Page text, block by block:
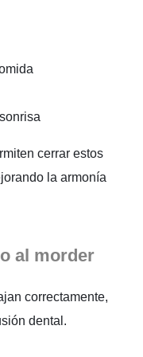
cerrar estos
la armonía
al morder
correctamente,
dental.